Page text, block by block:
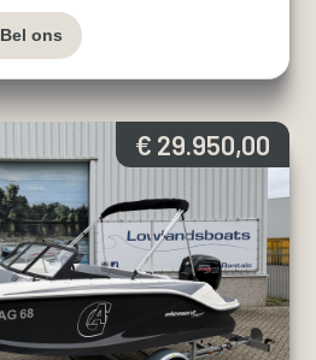
Bel ons
€ 29.950,00